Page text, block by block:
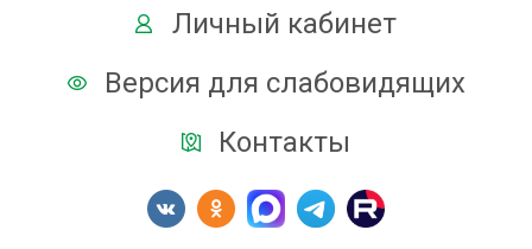
Личный кабинет
Версия для слабовидящих
Контакты